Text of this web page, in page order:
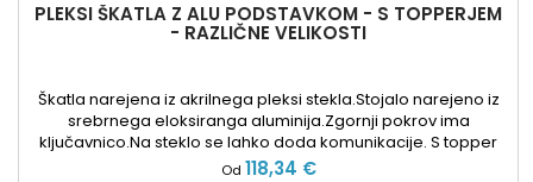
PLEKSI ŠKATLA Z ALU PODSTAVKOM - S TOPPERJEM
- RAZLIČNE VELIKOSTI
Škatla narejena iz akrilnega pleksi stekla.Stojalo narejeno iz
srebrnega eloksiranga aluminija.Zgornji pokrov ima
ključavnico.Na steklo se lahko doda komunikacije. S topper
enoto.
Od Cena
118,34 €